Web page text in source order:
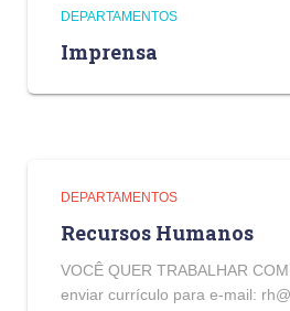
DEPARTAMENTOS
Imprensa
DEPARTAMENTOS
Recursos Humanos
VOCÊ QUER TRABALHAR
enviar currículo para e-mail: